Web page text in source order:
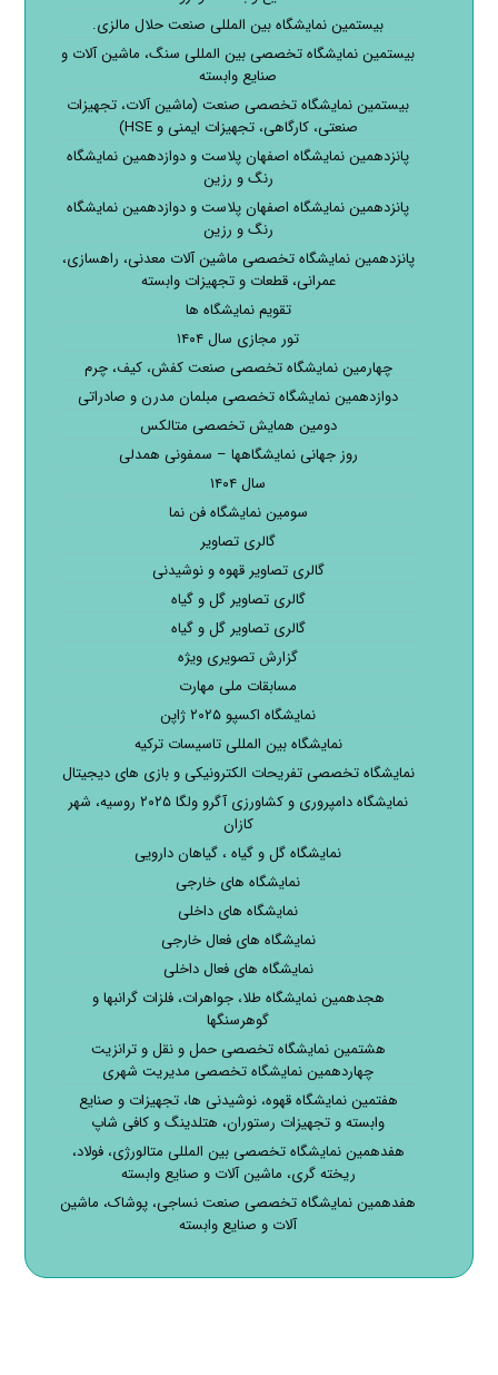
بیستمین نمایشگاه بین المللی صنعت حلال مالزی.
بیستمین نمایشگاه تخصصی بین المللی سنگ، ماشین آلات و
صنایع وابسته
بیستمین نمایشگاه تخصصی صنعت (ماشین آلات، تجهیزات
صنعتی، کارگاهی، تجهیزات ایمنی و HSE)
پانزدهمین نمایشگاه اصفهان پلاست و دوازدهمین نمایشگاه
رنگ و رزین
پانزدهمین نمایشگاه اصفهان پلاست و دوازدهمین نمایشگاه
رنگ و رزین
پانزدهمین نمایشگاه تخصصی ماشین آلات معدنی، راهسازی،
عمرانی، قطعات و تجهیزات وابسته
تقویم نمایشگاه ها
تور مجازی سال ۱۴۰۴
چهارمین نمایشگاه تخصصی صنعت کفش، کیف، چرم
دوازدهمین نمایشگاه تخصصی مبلمان مدرن و صادراتی
دومین همایش تخصصی متالکس
روز جهانی نمایشگاهها – سمفونی همدلی
سال ۱۴۰۴
سومین نمایشگاه فن نما
گالری تصاویر
گالری تصاویر قهوه و نوشیدنی
گالری تصاویر گل و گیاه
گالری تصاویر گل و گیاه
گزارش تصویری ویژه
مسابقات ملی مهارت
نمایشگاه اکسپو ۲۰۲۵ ژاپن
نمایشگاه بین المللی تاسیسات ترکیه
نمایشگاه تخصصی تفریحات الکترونیکی و بازی های دیجیتال
نمایشگاه دامپروری و کشاورزی آگرو ولگا ۲۰۲۵ روسیه، شهر
کازان
نمایشگاه گل و گیاه ، گیاهان دارویی
نمایشگاه های خارجی
نمایشگاه های داخلی
نمایشگاه های فعال خارجی
نمایشگاه های فعال داخلی
هجدهمین نمایشگاه طلا، جواهرات، فلزات گرانبها و
گوهرسنگها
هشتمین نمایشگاه تخصصی حمل و نقل و ترانزیت
چهاردهمین نمایشگاه تخصصی مدیریت شهری
هفتمین نمایشگاه قهوه، نوشیدنی ها، تجهیزات و صنایع
وابسته و تجهیزات رستوران، هتلدینگ و کافی شاپ
هفدهمین نمایشگاه تخصصی بین المللی متالورژی، فولاد،
ریخته گری، ماشین آلات و صنایع وابسته
هفدهمین نمایشگاه تخصصی صنعت نساجی، پوشاک، ماشین
آلات و صنایع وابسته